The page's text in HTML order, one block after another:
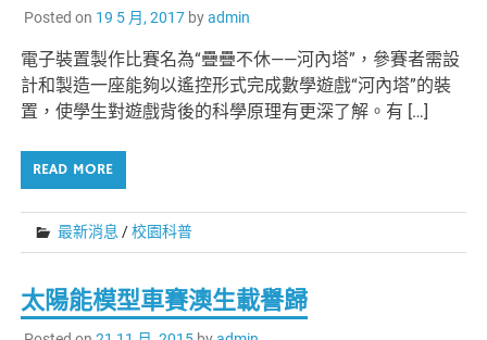
Posted on 19 5 月, 2017byadmin
電子裝置製作比賽名為“疊疊不休——河內塔”，參賽者需設
計和製造一座能夠以遙控形式完成數學遊戲“河內塔”的裝
置，使學生對遊戲背後的科學原理有更深了解。有 […]
READ MORE
最新消息 /校園科普
太陽能模型車賽澳生載譽歸